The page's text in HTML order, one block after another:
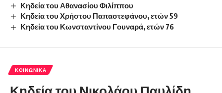
Κηδεία του Αθανασίου Φιλίππου
Κηδεία του Χρήστου Παπαστεφάνου, ετών 59
Κηδεία του Κωνσταντίνου Γουναρά, ετών 76
ΚΟΙΝΩΝΙΚΆ